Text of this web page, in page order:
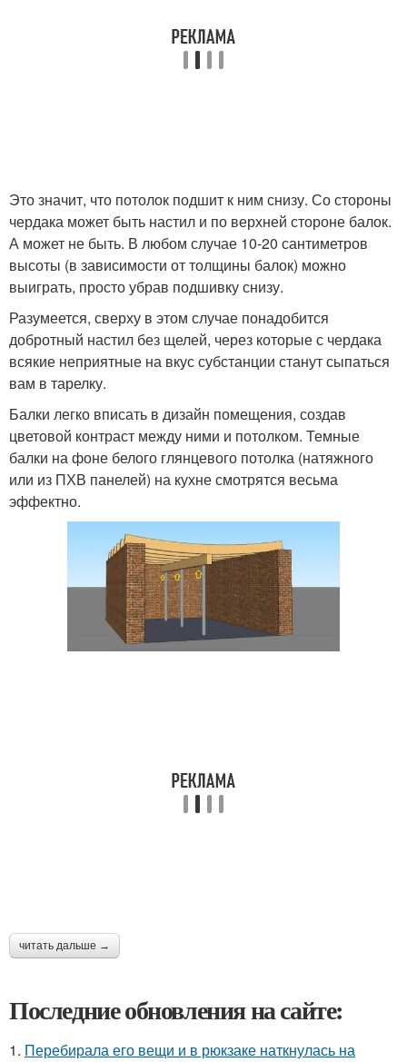
Это значит, что потолок подшит к ним снизу. Со стороны
чердака может быть настил и по верхней стороне балок.
А может не быть. В любом случае 10-20 сантиметров
высоты (в зависимости от толщины балок) можно
выиграть, просто убрав подшивку снизу.
Разумеется, сверху в этом случае понадобится
добротный настил без щелей, через которые с чердака
всякие неприятные на вкус субстанции станут сыпаться
вам в тарелку.
Балки легко вписать в дизайн помещения, создав
цветовой контраст между ними и потолком. Темные
балки на фоне белого глянцевого потолка (натяжного
или из ПХВ панелей) на кухне смотрятся весьма
эффектно.
читать дальше →
Последние обновления на сайте:
1. Перебирала его вещи и в рюкзаке наткнулась на